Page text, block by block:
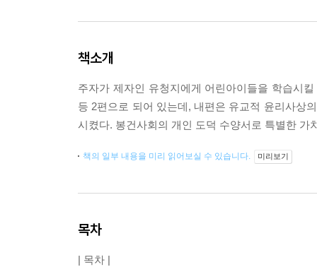
책소개
주자가 제자인 유청지에게 어린아이들을 학습시
등 2편으로 되어 있는데, 내편은 유교적 윤리사상
시켰다. 봉건사회의 개인 도덕 수양서로 특별한 가
책의 일부 내용을 미리 읽어보실 수 있습니다. 미리보기
목차
| 목차 |